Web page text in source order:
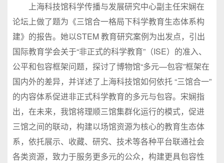
上海科技馆科学传播与发展研究中心副主任宋娴在
论坛上做了题为《三馆合一格局下科学教育生态体系构
建》的报告。她以STEM 教育研究案例为出发点，引出
国际教育学会关于“非正式的科学教育”（ISE）的准入、
公平和包容框架问题，探讨了博物馆“多元—包容”框架在
国内外的差异，并详述了上海科技馆如何依托 “三馆合一”
的内容体系促进非正式科学教育的多元与包容。宋娴指
出，在未来，我馆将理顺三馆集群化运行的模式，促进
三馆之间的联动，构建以场馆资源为核心的教育生态体
系，依托展示、收藏、研究、技术等各种平台联通社会
各类资源，致力于服务更多元的公众，构建更具包容性